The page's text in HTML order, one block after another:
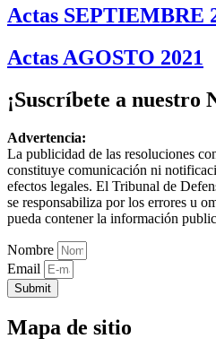
Actas SEPTIEMBRE
Actas AGOSTO 2021
¡Suscríbete a nuestro
Advertencia:
La publicidad de las resoluciones
constituye comunicación ni
efectos legales. El Tribunal de
se responsabiliza por los errores u
pueda contener la información
Nombre
Email
Submit
Mapa de sitio